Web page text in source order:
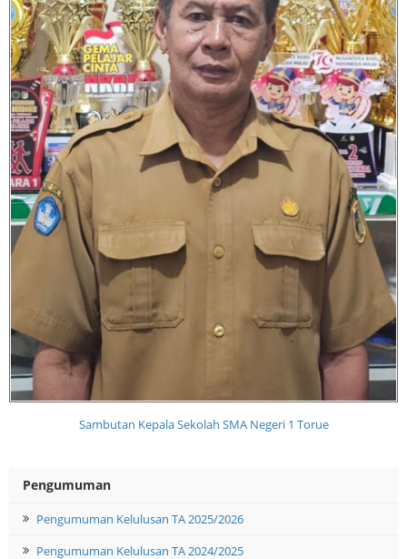
Sambutan Kepala Sekolah SMA Negeri 1 Torue
Pengumuman
Pengumuman Kelulusan TA 2025/2026
Pengumuman Kelulusan TA 2024/2025